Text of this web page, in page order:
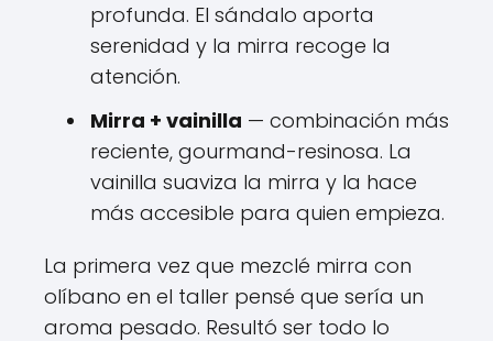
profunda. El sándalo aporta
serenidad y la mirra recoge la
atención.
Mirra + vainilla — combinación más
reciente, gourmand-resinosa. La
vainilla suaviza la mirra y la hace
más accesible para quien empieza.
La primera vez que mezclé mirra con
olíbano en el taller pensé que sería un
aroma pesado. Resultó ser todo lo